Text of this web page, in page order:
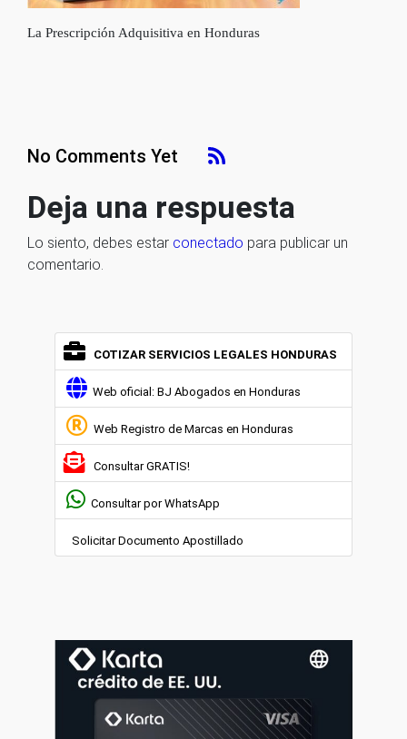
La Prescripción Adquisitiva en Honduras
No Comments Yet
Deja una respuesta
Lo siento, debes estar conectado para publicar un
comentario.
COTIZAR SERVICIOS LEGALES HONDURAS
Web oficial: BJ Abogados en Honduras
Web Registro de Marcas en Honduras
Consultar GRATIS!
Consultar por WhatsApp
Solicitar Documento Apostillado